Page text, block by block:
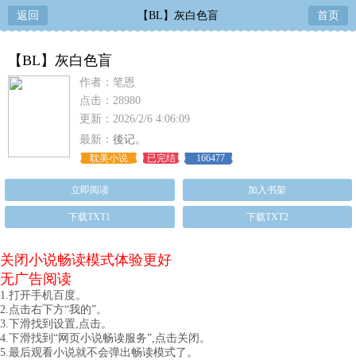
返回 【BL】灰白色盲 首页
【BL】灰白色盲
作者：笔恩
点击：28980
更新：2026/2/6 4:06:09
最新： 後记。
耽美小说 已完结 166477
立即阅读 加入书架
下载TXT1 下载TXT2
关闭小说畅读模式体验更好
无广告阅读
1.打开手机百度。
2.点击右下方“我的”。
3.下滑找到设置,点击。
4.下滑找到“网页小说畅读服务”,点击关闭。
5.最后观看小说就不会弹出畅读模式了。